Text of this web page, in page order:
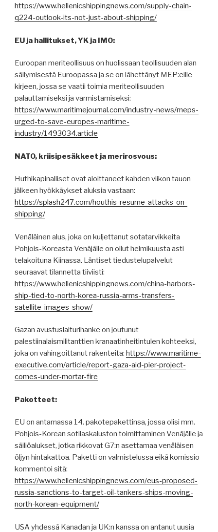
https://www.hellenicshippingnews.com/supply-chain-
q224-outlook-its-not-just-about-shipping/
EU ja hallitukset, YK ja IMO:
Euroopan meriteollisuus on huolissaan teollisuuden alan
säilymisestä Euroopassa ja se on lähettänyt MEP:eille
kirjeen, jossa se vaatii toimia meriteollisuuden
palauttamiseksi ja varmistamiseksi:
https://www.maritimejournal.com/industry-news/meps-
urged-to-save-europes-maritime-
industry/1493034.article
NATO, kriisipesäkkeet ja merirosvous:
Huthikapinalliset ovat aloittaneet kahden viikon tauon
jälkeen hyökkäykset aluksia vastaan:
https://splash247.com/houthis-resume-attacks-on-
shipping/
Venäläinen alus, joka on kuljettanut sotatarvikkeita
Pohjois-Koreasta Venäjälle on ollut helmikuusta asti
telakoituna Kiinassa. Läntiset tiedustelupalvelut
seuraavat tilannetta tiiviisti:
https://www.hellenicshippingnews.com/china-harbors-
ship-tied-to-north-korea-russia-arms-transfers-
satellite-images-show/
Gazan avustuslaiturihanke on joutunut
palestiinalaismilitanttien kranaatinheitintulen kohteeksi,
joka on vahingoittanut rakenteita: https://www.maritime-
executive.com/article/report-gaza-aid-pier-project-
comes-under-mortar-fire
Pakotteet:
EU on antamassa 14. pakotepakettinsa, jossa olisi mm.
Pohjois-Korean sotilaskaluston toimittaminen Venäjälle ja
säiliöalukset, jotka rikkovat G7:n asettamaa venäläisen
öljyn hintakattoa. Paketti on valmistelussa eikä komissio
kommentoi sitä:
https://www.hellenicshippingnews.com/eus-proposed-
russia-sanctions-to-target-oil-tankers-ships-moving-
north-korean-equipment/
USA yhdessä Kanadan ja UK:n kanssa on antanut uusia